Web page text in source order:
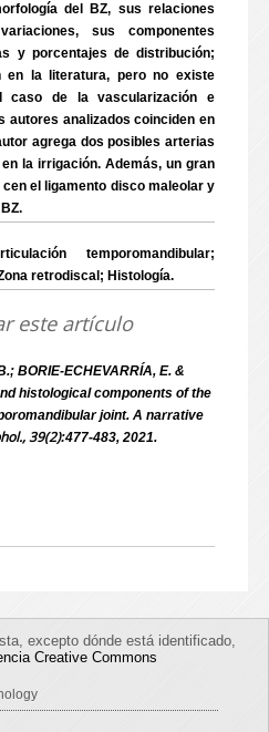
del BZ, sus relaciones
sus componentes
y porcentajes de distribución;
en la literatura, pero no existe
caso de la vascularización e
autores analizados coinciden en
agrega dos posibles arterias
la irrigación. Además, un gran
el ligamento disco maleolar y
temporomandibular;
retrodiscal; Histología.
este artículo
BORIE-ECHEVARRÍA, E. &
histological components of the
joint. A narrative
39(2):477-483, 2021.
excepto dónde está identificado,
Creative Commons